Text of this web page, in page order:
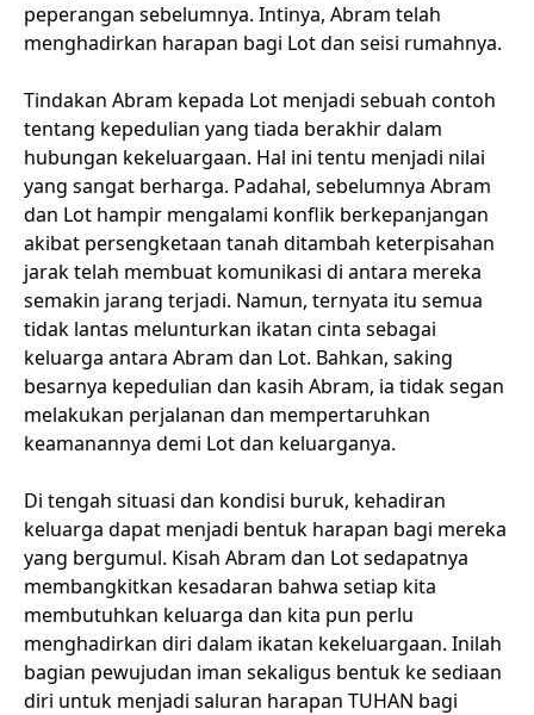
peperangan sebelumnya. Intinya, Abram telah
menghadirkan harapan bagi Lot dan seisi rumahnya.
Tindakan Abram kepada Lot menjadi sebuah contoh
tentang kepedulian yang tiada berakhir dalam
hubungan kekeluargaan. Hal ini tentu menjadi nilai
yang sangat berharga. Padahal, sebelumnya Abram
dan Lot hampir mengalami konflik berkepanjangan
akibat persengketaan tanah ditambah keterpisahan
jarak telah membuat komunikasi di antara mereka
semakin jarang terjadi. Namun, ternyata itu semua
tidak lantas melunturkan ikatan cinta sebagai
keluarga antara Abram dan Lot. Bahkan, saking
besarnya kepedulian dan kasih Abram, ia tidak segan
melakukan perjalanan dan mempertaruhkan
keamanannya demi Lot dan keluarganya.
Di tengah situasi dan kondisi buruk, kehadiran
keluarga dapat menjadi bentuk harapan bagi mereka
yang bergumul. Kisah Abram dan Lot sedapatnya
membangkitkan kesadaran bahwa setiap kita
membutuhkan keluarga dan kita pun perlu
menghadirkan diri dalam ikatan kekeluargaan. Inilah
bagian pewujudan iman sekaligus bentuk ke sediaan
diri untuk menjadi saluran harapan TUHAN bagi